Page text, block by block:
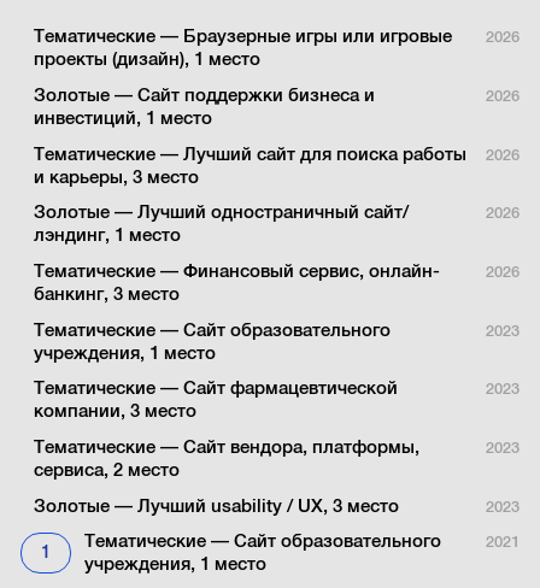
Тематические — Браузерные игры или игровые
проекты (дизайн), 1 место
2026
Золотые — Сайт поддержки бизнеса и
инвестиций, 1 место
2026
Тематические — Лучший сайт для поиска работы
и карьеры, 3 место
2026
Золотые — Лучший одностраничный сайт/
лэндинг, 1 место
2026
Тематические — Финансовый сервис, онлайн-
банкинг, 3 место
2026
Тематические — Сайт образовательного
учреждения, 1 место
2023
Тематические — Cайт фармацевтической
компании, 3 место
2023
Тематические — Сайт вендора, платформы,
сервиса, 2 место
2023
Золотые — Лучший usability / UX, 3 место 2023
1
Тематические — Сайт образовательного
учреждения, 1 место
2021